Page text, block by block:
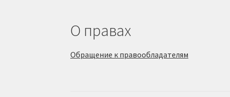
О правах
Обращение к правообладателям